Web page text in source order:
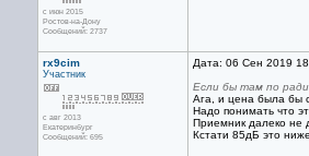
с июн 2015
Ростов-на-Дону
Сообщений: 2737
rx9cim
Участник
с авг 2013
Екатеринбург
Сообщений: 695
Дата: 06 Сен 2019
Если бы там по
Ага, и цена была бы
Надо понимать что
Приемник далеко не
Кстати 85дБ это